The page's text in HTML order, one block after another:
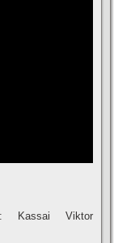
Kassai Viktor